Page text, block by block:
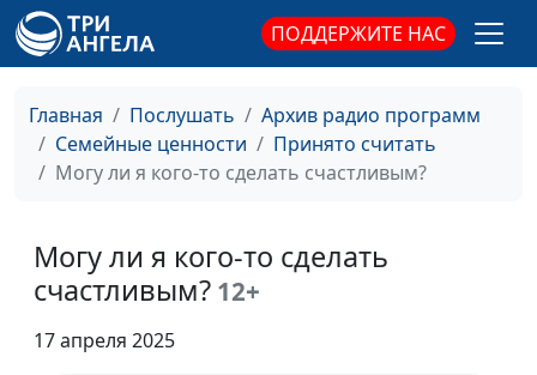
ПОДДЕРЖИТЕ НАС
Главная Послушать
Архив радио программ
Семейные ценности
Принято считать
Могу ли я кого-то сделать счастливым?
Могу ли я кого-то сделать
счастливым? 12+
17 апреля 2025
Как негативные
установки мешают нам
Юлия Синицына,
Айгуль Иншакова,
#857
Четыре принципа
самости
Юлия Синицына,
Айгуль Иншакова,
Шаги к здоровой
самооценке
Юлия Синицына,
Айгуль Иншакова,
Как реализовать себя